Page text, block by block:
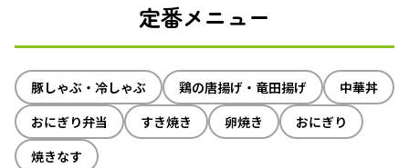
定番メニュー
豚しゃぶ・冷しゃぶ 鶏の唐揚げ・竜田揚げ
中華丼
おにぎり弁当
すき焼き 卵焼き
おにぎり
焼きなす